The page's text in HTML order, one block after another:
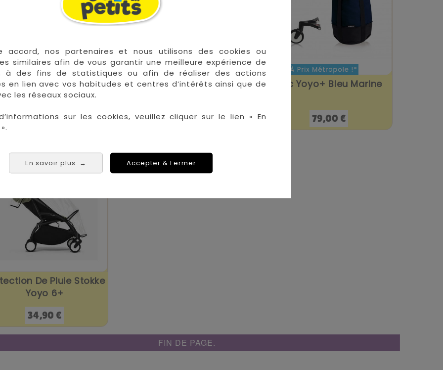
accord, nos partenaires et nous utilisons des cookies ou
similaires afin de vous garantir une meilleure expérience de
à des fins de statistiques ou afin de réaliser des actions
en lien avec vos habitudes et centres d’intérêts ainsi que de
les réseaux sociaux.
sur les cookies, veuillez cliquer sur le lien « En
En savoir plus → Accepter & Fermer
Sac Yoyo+ Gris
Prix
79,00 €
Sac Yoyo+ Toffee
Prix
79,00 €
Sac Yoyo+ Bleu Marine
Prix
79,00 €
Sur commande
De Pluie Stokke
Yoyo 6+
Prix
34,90 €
FIN DE PAGE.